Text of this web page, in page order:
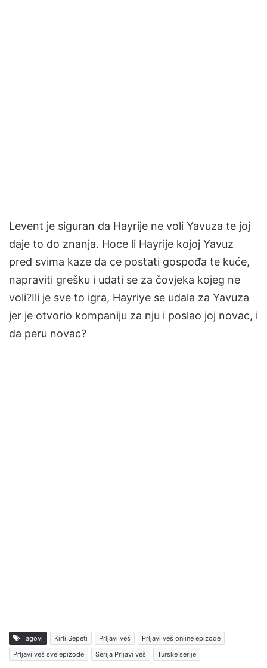
Levent je siguran da Hayrije ne voli Yavuza te joj
daje to do znanja. Hoce li Hayrije kojoj Yavuz
pred svima kaze da ce postati gospođa te kuće,
napraviti grešku i udati se za čovjeka kojeg ne
voli?Ili je sve to igra, Hayriye se udala za Yavuza
jer je otvorio kompaniju za nju i poslao joj novac, i
da peru novac?
Tagovi Kirli Sepeti Prljavi veš
Prljavi veš online epizode
Prljavi veš sve epizode
Serija Prljavi veš Turske serije